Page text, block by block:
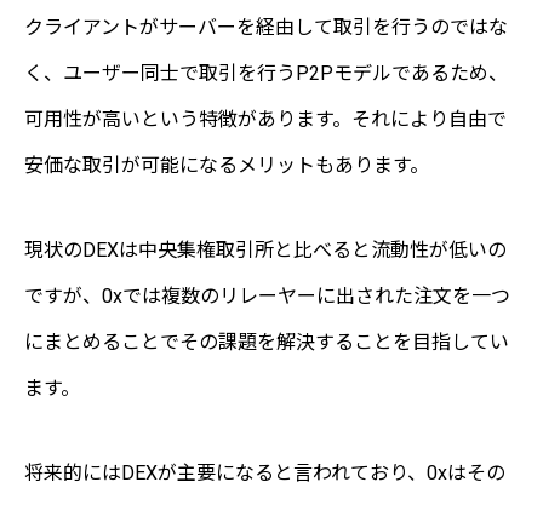
クライアントがサーバーを経由して取引を行うのではな
く、ユーザー同士で取引を行うP2Pモデルであるため、
可用性が高いという特徴があります。それにより自由で
安価な取引が可能になるメリットもあります。
現状のDEXは中央集権取引所と比べると流動性が低いの
ですが、0xでは複数のリレーヤーに出された注文を一つ
にまとめることでその課題を解決することを目指してい
ます。
将来的にはDEXが主要になると言われており、0xはその